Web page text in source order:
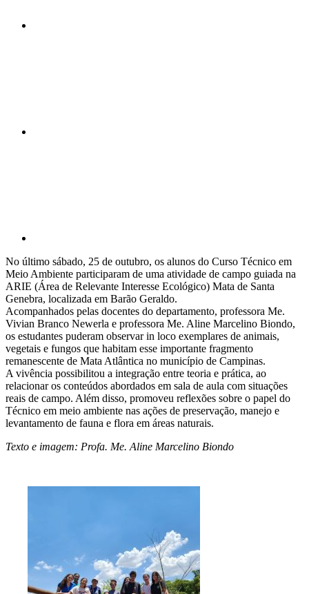
No último sábado, 25 de outubro, os alunos do Curso Técnico em
Meio Ambiente participaram de uma atividade de campo guiada na
ARIE (Área de Relevante Interesse Ecológico) Mata de Santa
Genebra, localizada em Barão Geraldo.
Acompanhados pelas docentes do departamento, professora Me.
Vivian Branco Newerla e professora Me. Aline Marcelino Biondo,
os estudantes puderam observar in loco exemplares de animais,
vegetais e fungos que habitam esse importante fragmento
remanescente de Mata Atlântica no município de Campinas.
A vivência possibilitou a integração entre teoria e prática, ao
relacionar os conteúdos abordados em sala de aula com situações
reais de campo. Além disso, promoveu reflexões sobre o papel do
Técnico em meio ambiente nas ações de preservação, manejo e
levantamento de fauna e flora em áreas naturais.
Texto e imagem: Profa. Me. Aline Marcelino Biondo